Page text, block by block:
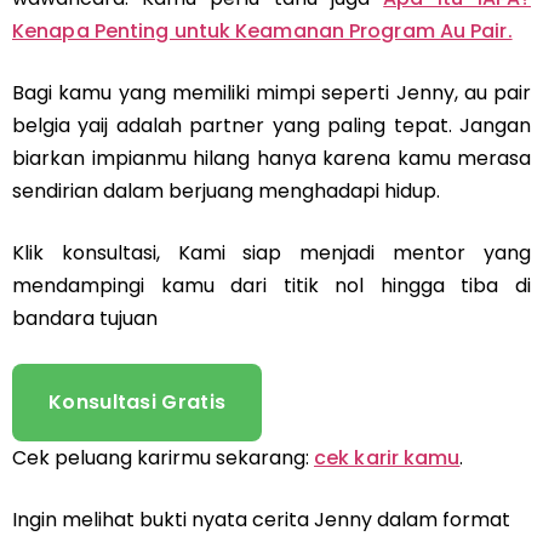
Kenapa Penting untuk Keamanan Program Au Pair.
Bagi kamu yang memiliki mimpi seperti Jenny, au pair
belgia yaij adalah partner yang paling tepat. Jangan
biarkan impianmu hilang hanya karena kamu merasa
sendirian dalam berjuang menghadapi hidup.
Klik konsultasi, Kami siap menjadi mentor yang
mendampingi kamu dari titik nol hingga tiba di
bandara tujuan
Konsultasi Gratis
Cek peluang karirmu sekarang: cek karir kamu.
Ingin melihat bukti nyata cerita Jenny dalam format